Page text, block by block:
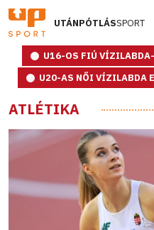
UTÁNPÓTLÁSSPORT
U16-OS FIÚ
U20-AS NŐI VÍZILABDA
ATLÉTIKA